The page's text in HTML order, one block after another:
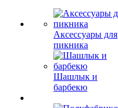
Аксессуары для
пикника
Шашлык и
барбекю